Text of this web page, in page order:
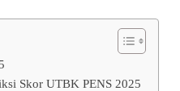
Skor UTBK PENS 2025